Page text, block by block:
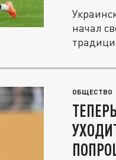
начал
ОБЩЕСТВО